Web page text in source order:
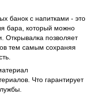
банок с напитками - это
бара, который можно
Открывалка позволяет
тем самым сохраняя
Что гарантирует